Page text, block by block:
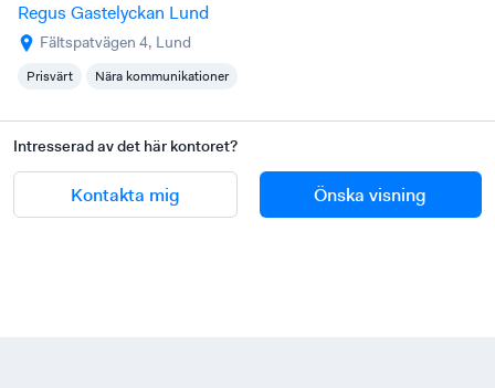
Regus Gastelyckan Lund
Fältspatvägen 4, Lund
Prisvärt Nära kommunikationer
Intresserad av det här kontoret?
Kontakta mig Önska visning